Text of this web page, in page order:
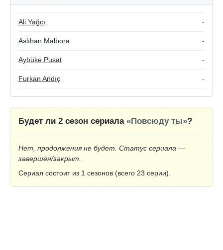
Ali Yağcı -
Aslıhan Malbora -
Aybüke Pusat -
Furkan Andıç -
Будет ли 2 сезон сериала «Повсюду ты»?
Нет, продолжения не будет. Статус сериала —
завершён/закрыт.
Сериал состоит из 1 сезонов (всего 23 серии).